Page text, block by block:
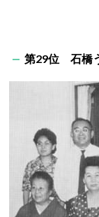
第29位 石橋